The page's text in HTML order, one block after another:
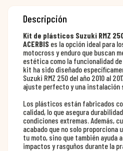
Descripción
Kit de plásticos Suzuki RMZ
ACERBIS es la opción ideal para
motocross y enduro que buscan
estética como la funcionalidad
kit ha sido diseñado
Suzuki RMZ 250 del año 2010 al
ajuste perfecto y una instalación
Los plásticos están fabricados
calidad, lo que asegura
condiciones extremas. Además,
acabado que no solo proporciona
tu moto, sino que también ayuda
impactos y rasguños durante la